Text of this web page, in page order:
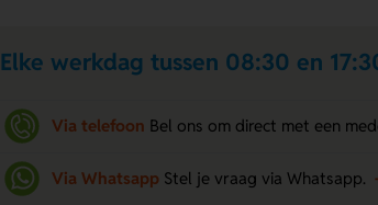
Elke werkdag tussen 08:30 en
Via telefoon Bel ons om direct met een
Via Whatsapp Stel je vraag via Whatsapp.